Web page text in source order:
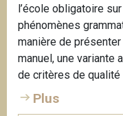
l’école obligatoire
phénomènes
manière de
manuel, une variante
de critères de qualité
Plus